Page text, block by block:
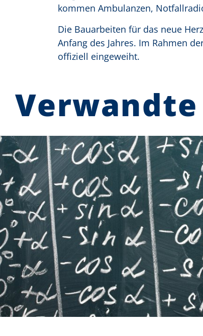
kommen Ambulanzen,
Die Bauarbeiten für das neue
Anfang des Jahres. Im Rahmen
offiziell eingeweiht.
Verwandte